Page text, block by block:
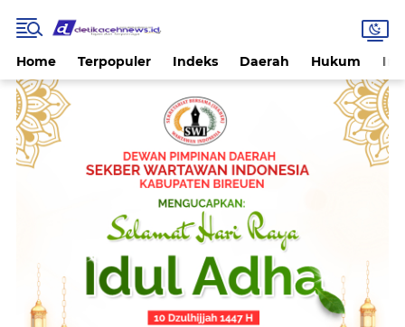
Home Terpopuler Indeks Daerah Hukum